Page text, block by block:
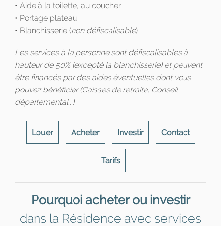
• Aide à la toilette, au coucher
• Portage plateau
• Blanchisserie (non défiscalisable)
Les services à la personne sont défiscalisables à
hauteur de 50% (excepté la blanchisserie) et peuvent
être financés par des aides éventuelles dont vous
pouvez bénéficier (Caisses de retraite, Conseil
départemental...)
Louer Acheter Investir Contact
Tarifs
Pourquoi acheter ou investir
dans la Résidence avec services